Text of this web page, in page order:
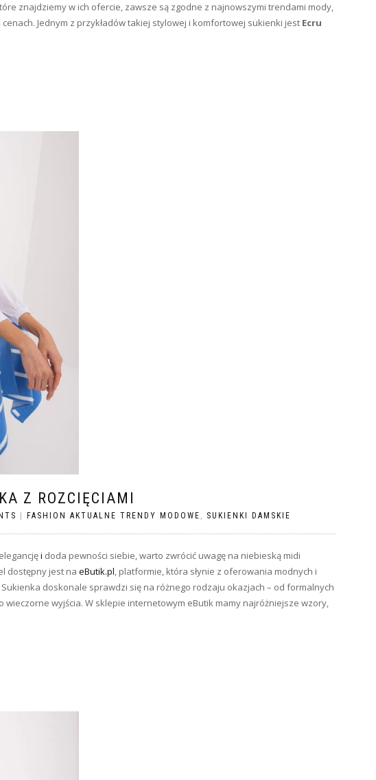
znajdziemy w ich ofercie, zawsze są zgodne z najnowszymi trendami mody,
Jednym z przykładów takiej stylowej i komfortowej sukienki jest Ecru
Z ROZCIĘCIAMI
FASHION AKTUALNE TRENDY MODOWE , SUKIENKI DAMSKIE
i doda pewności siebie, warto zwrócić uwagę na niebieską midi
dostępny jest na eButik.pl, platformie, która słynie z oferowania modnych i
doskonale sprawdzi się na różnego rodzaju okazjach – od formalnych
wyjścia. W sklepie internetowym eButik mamy najróżniejsze wzory,